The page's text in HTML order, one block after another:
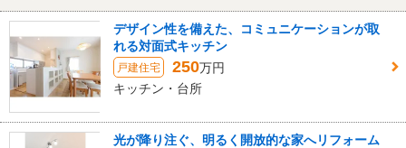
デザイン性を備えた、コミュニケーションが取
れる対面式キッチン
戸建住宅 250万円
キッチン・台所
光が降り注ぐ、明るく開放的な家へリフォーム